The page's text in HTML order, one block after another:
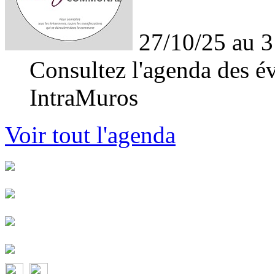
27/10/25 au
Consultez l'agenda des
IntraMuros
Voir tout l'agenda